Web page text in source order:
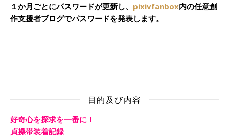
１か月ごとにパスワードが更新し、 pixivfanbox内の任意創
作支援者ブログでパスワードを発表します。
目的及び内容
好奇心を探求を一番に！
貞操帯装着記録